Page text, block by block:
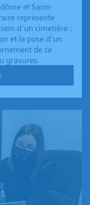
et Saint-
représente
d’un cimetière :
et la pose d’un
de ce
gravures.